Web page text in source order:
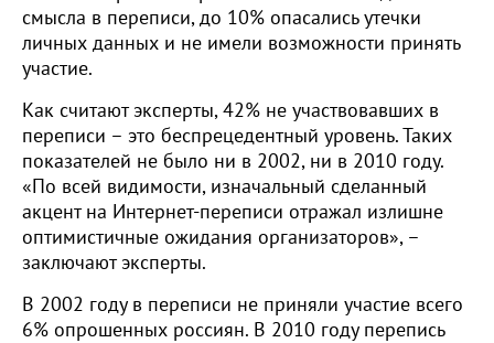
смысла в переписи, до 10% опасались утечки
личных данных и не имели возможности принять
участие.
Как считают эксперты, 42% не участвовавших в
переписи – это беспрецедентный уровень. Таких
показателей не было ни в 2002, ни в 2010 году.
«По всей видимости, изначальный сделанный
акцент на Интернет-переписи отражал излишне
оптимистичные ожидания организаторов», –
заключают эксперты.
В 2002 году в переписи не приняли участие всего
6% опрошенных россиян. В 2010 году перепись